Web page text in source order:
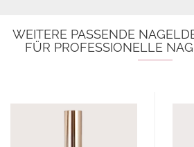
WEITERE PASSENDE
FÜR PROFESSIONELLE